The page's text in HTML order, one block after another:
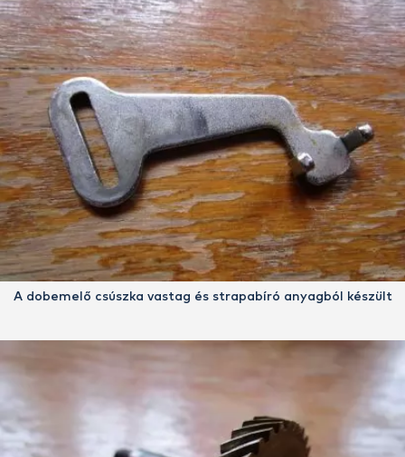
A dobemelő csúszka vastag és strapabíró anyagból készült